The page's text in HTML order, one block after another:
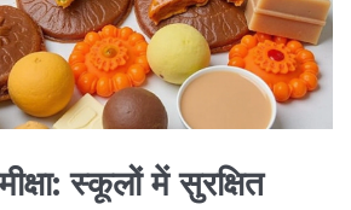
स्कूलों में सुरक्षित